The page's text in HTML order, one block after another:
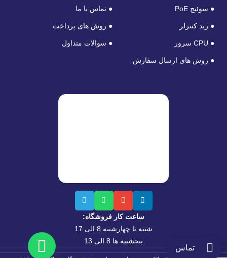
● سوئیچ PoE
● رید کنترلر
● CPU سرور
● روش های ارسال سفارش
● تماس با ما
● روش های پرداخت
● سوالات متداول
ساعت کار فروشگاه:
شنبه تا چهارشنبه 8 الی 17
پنجشنبه ها 8 الی 13
تماس